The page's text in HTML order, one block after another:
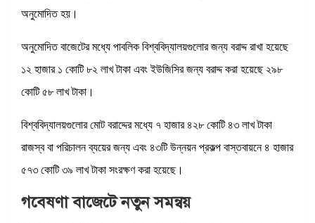
অনুমোদিত হয়।
অনুমোদিত বাজেটের মধ্যে পাবলিক বিশ্ববিদ্যালয়গুলোর জন্য বরাদ্দ রাখা হয়েছে
১২ হাজার ১ কোটি ৮২ লাখ টাকা এবং ইউজিসির জন্য বরাদ্দ করা হয়েছে ২৯৮
কোটি ৫৮ লাখ টাকা।
বিশ্ববিদ্যালয়গুলোর মোট বরাদ্দের মধ্যে ৭ হাজার ৪২৮ কোটি ৪৩ লাখ টাকা
রাজস্ব বা পরিচালন ব্যয়ের জন্য এবং ৪৩টি উন্নয়ন প্রকল্প বাস্তবায়নে ৪ হাজার
৫৭৩ কোটি ৩৯ লাখ টাকা সংরক্ষণ করা হয়েছে।
গবেষণা বাজেটে নতুন সমন্বয়